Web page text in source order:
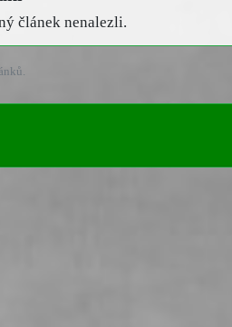
článek nenalezli.